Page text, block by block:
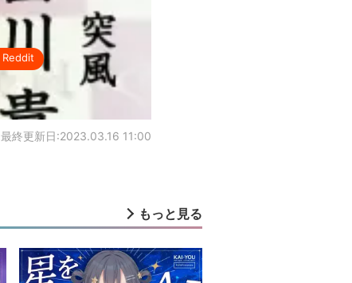
Reddit
最終更新日:2023.03.16 11:00
もっと見る